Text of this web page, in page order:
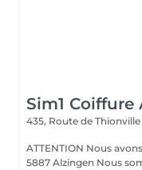
Sim1 Coiffure
435, Route de Thionville
ATTENTION Nous avons déménagé ! 435, Route de Thionville L-
5887 Alzingen Nous sommes ravis de pouvoir vous accueillir du